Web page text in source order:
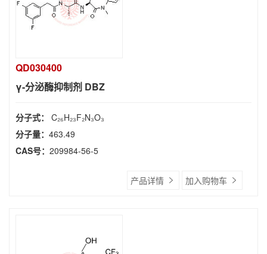
QD030400
γ-分泌酶抑制剂 DBZ
分子式： C₂₆H₂₃F₂N₃O₃
分子量： 463.49
CAS号： 209984-56-5
产品详情 加入购物车